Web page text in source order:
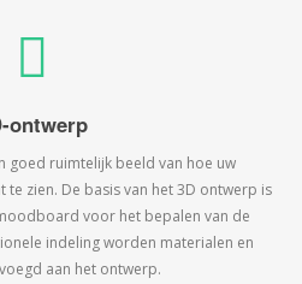
ontwerp
goed ruimtelijk beeld van hoe uw
zien. De basis van het 3D ontwerp is
voor het bepalen van de
indeling worden materialen en
aan het ontwerp.